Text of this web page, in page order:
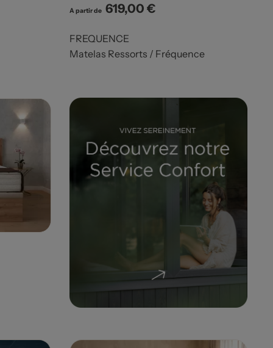
A partir de Prix
619,00 €
FREQUENCE
Matelas Ressorts / Fréquence